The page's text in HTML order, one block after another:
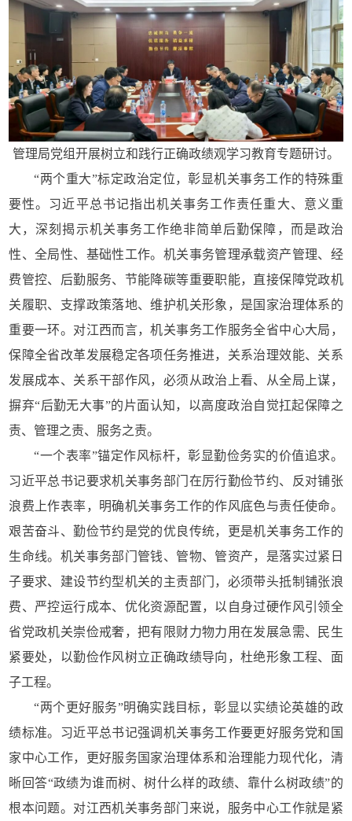
管理局党组开展树立和践行正确政绩观学习教育专题研讨。
“两个重大”标定政治定位，彰显机关事务工作的特殊重
要性。习近平总书记指出机关事务工作责任重大、意义重
大，深刻揭示机关事务工作绝非简单后勤保障，而是政治
性、全局性、基础性工作。机关事务管理承载资产管理、经
费管控、后勤服务、节能降碳等重要职能，直接保障党政机
关履职、支撑政策落地、维护机关形象，是国家治理体系的
重要一环。对江西而言，机关事务工作服务全省中心大局，
保障全省改革发展稳定各项任务推进，关系治理效能、关系
发展成本、关系干部作风，必须从政治上看、从全局上谋，
摒弃“后勤无大事”的片面认知，以高度政治自觉扛起保障之
责、管理之责、服务之责。
“一个表率”锚定作风标杆，彰显勤俭务实的价值追求。
习近平总书记要求机关事务部门在厉行勤俭节约、反对铺张
浪费上作表率，明确机关事务工作的作风底色与责任使命。
艰苦奋斗、勤俭节约是党的优良传统，更是机关事务工作的
生命线。机关事务部门管钱、管物、管资产，是落实过紧日
子要求、建设节约型机关的主责部门，必须带头抵制铺张浪
费、严控运行成本、优化资源配置，以自身过硬作风引领全
省党政机关崇俭戒奢，把有限财力物力用在发展急需、民生
紧要处，以勤俭作风树立正确政绩导向，杜绝形象工程、面
子工程。
“两个更好服务”明确实践目标，彰显以实绩论英雄的政
绩标准。习近平总书记强调机关事务工作要更好服务党和国
家中心工作，更好服务国家治理体系和治理能力现代化，清
晰回答“政绩为谁而树、树什么样的政绩、靠什么树政绩”的
根本问题。对江西机关事务部门来说，服务中心工作就是紧